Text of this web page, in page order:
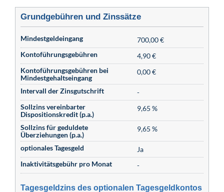
Grundgebühren und Zinssätze
Mindestgeldeingang
700,00 €
Kontoführungsgebühren
4,90 €
Kontoführungsgebühren bei
Mindestgehaltseingang
0,00 €
Intervall der Zinsgutschrift
-
Sollzins vereinbarter
Dispositionskredit (p.a.)
9,65 %
Sollzins für geduldete
Überziehungen (p.a.)
9,65 %
optionales Tagesgeld
Ja
Inaktivitätsgebühr pro Monat
-
Tagesgeldzins des optionalen Tagesgeldkontos